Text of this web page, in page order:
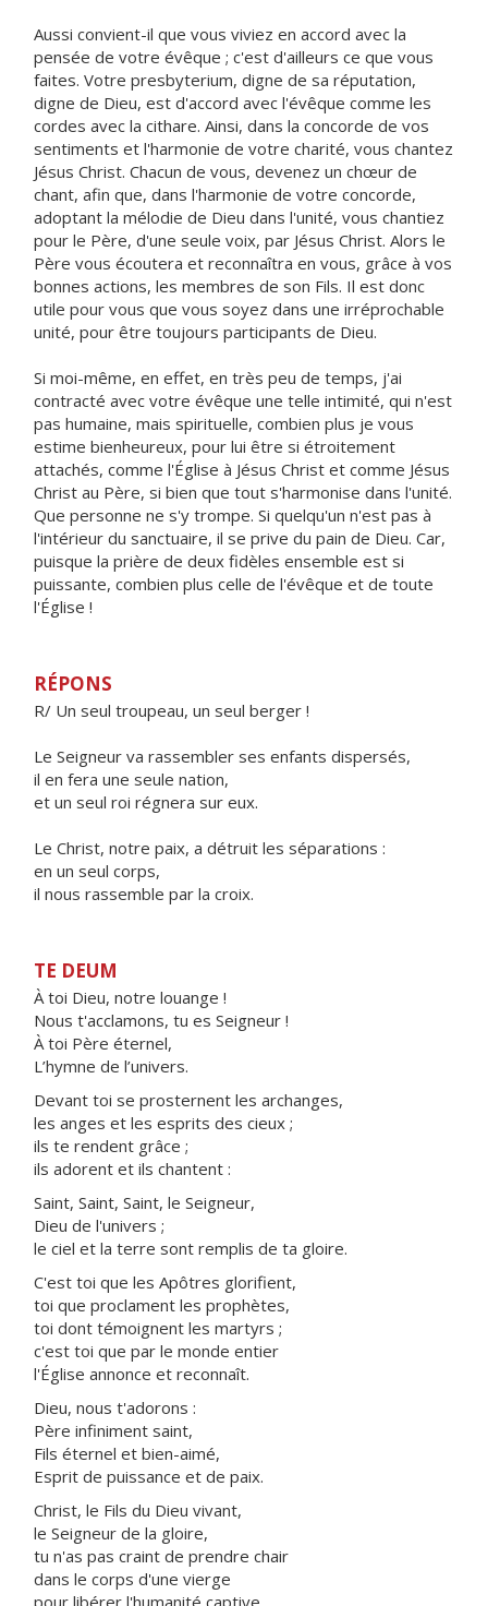
Aussi convient-il que vous viviez en accord avec la
pensée de votre évêque ; c'est d'ailleurs ce que vous
faites. Votre presbyterium, digne de sa réputation,
digne de Dieu, est d'accord avec l'évêque comme les
cordes avec la cithare. Ainsi, dans la concorde de vos
sentiments et l'harmonie de votre charité, vous chantez
Jésus Christ. Chacun de vous, devenez un chœur de
chant, afin que, dans l'harmonie de votre concorde,
adoptant la mélodie de Dieu dans l'unité, vous chantiez
pour le Père, d'une seule voix, par Jésus Christ. Alors le
Père vous écoutera et reconnaîtra en vous, grâce à vos
bonnes actions, les membres de son Fils. Il est donc
utile pour vous que vous soyez dans une irréprochable
unité, pour être toujours participants de Dieu.
Si moi-même, en effet, en très peu de temps, j'ai
contracté avec votre évêque une telle intimité, qui n'est
pas humaine, mais spirituelle, combien plus je vous
estime bienheureux, pour lui être si étroitement
attachés, comme l'Église à Jésus Christ et comme Jésus
Christ au Père, si bien que tout s'harmonise dans l'unité.
Que personne ne s'y trompe. Si quelqu'un n'est pas à
l'intérieur du sanctuaire, il se prive du pain de Dieu. Car,
puisque la prière de deux fidèles ensemble est si
puissante, combien plus celle de l'évêque et de toute
l'Église !
RÉPONS
R/ Un seul troupeau, un seul berger !
Le Seigneur va rassembler ses enfants dispersés,
il en fera une seule nation,
et un seul roi régnera sur eux.
Le Christ, notre paix, a détruit les séparations :
en un seul corps,
il nous rassemble par la croix.
TE DEUM
À toi Dieu, notre louange !
Nous t'acclamons, tu es Seigneur !
À toi Père éternel,
L’hymne de l’univers.
Devant toi se prosternent les archanges,
les anges et les esprits des cieux ;
ils te rendent grâce ;
ils adorent et ils chantent :
Saint, Saint, Saint, le Seigneur,
Dieu de l'univers ;
le ciel et la terre sont remplis de ta gloire.
C'est toi que les Apôtres glorifient,
toi que proclament les prophètes,
toi dont témoignent les martyrs ;
c'est toi que par le monde entier
l'Église annonce et reconnaît.
Dieu, nous t'adorons :
Père infiniment saint,
Fils éternel et bien-aimé,
Esprit de puissance et de paix.
Christ, le Fils du Dieu vivant,
le Seigneur de la gloire,
tu n'as pas craint de prendre chair
dans le corps d'une vierge
pour libérer l'humanité captive.